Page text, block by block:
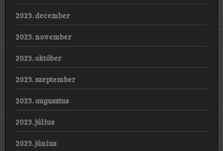
2023. december
2023. november
2023. október
2023. szeptember
2023. augusztus
2023. július
2023. június